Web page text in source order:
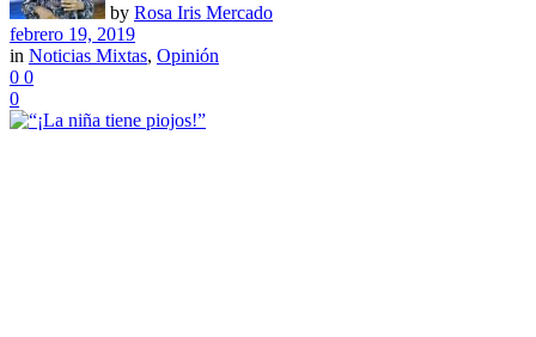
by Rosa Iris Mercado
febrero 19, 2019
in Noticias Mixtas, Opinión
0 0
0